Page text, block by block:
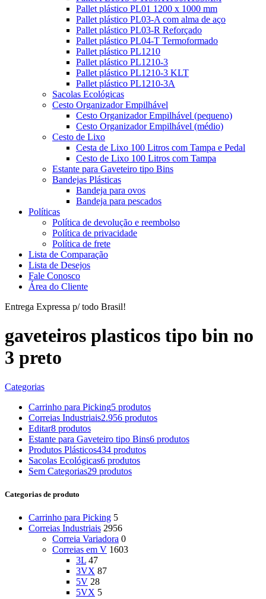
Pallet plástico PL01 1200 x 1000 mm
Pallet plástico PL03-A com alma de aço
Pallet plástico PL03-R Reforçado
Pallet plástico PL04-T Termoformado
Pallet plástico PL1210
Pallet plástico PL1210-3
Pallet plástico PL1210-3 KLT
Pallet plástico PL1210-3A
Sacolas Ecológicas
Cesto Organizador Empilhável
Cesto Organizador Empilhável (pequeno)
Cesto Organizador Empilhável (médio)
Cesto de Lixo
Cesta de Lixo 100 Litros com Tampa e Pedal
Cesto de Lixo 100 Litros com Tampa
Estante para Gaveteiro tipo Bins
Bandejas Plásticas
Bandeja para ovos
Bandeja para pescados
Políticas
Política de devolução e reembolso
Política de privacidade
Política de frete
Lista de Comparação
Lista de Desejos
Fale Conosco
Área do Cliente
Entrega Expressa p/ todo Brasil!
gaveteiros plasticos tipo bin no
3 preto
Categorias
Carrinho para Picking5 produtos
Correias Industriais2.956 produtos
Editar8 produtos
Estante para Gaveteiro tipo Bins6 produtos
Produtos Plásticos434 produtos
Sacolas Ecológicas6 produtos
Sem Categorias29 produtos
Categorias de produto
Carrinho para Picking 5
Correias Industriais 2956
Correia Variadora 0
Correias em V 1603
3L 47
3VX 87
5V 28
5VX 5